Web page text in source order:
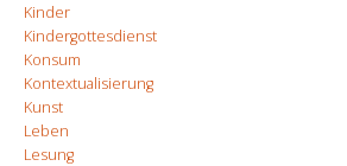
Kinder
Kindergottesdienst
Konsum
Kontextualisierung
Kunst
Leben
Lesung